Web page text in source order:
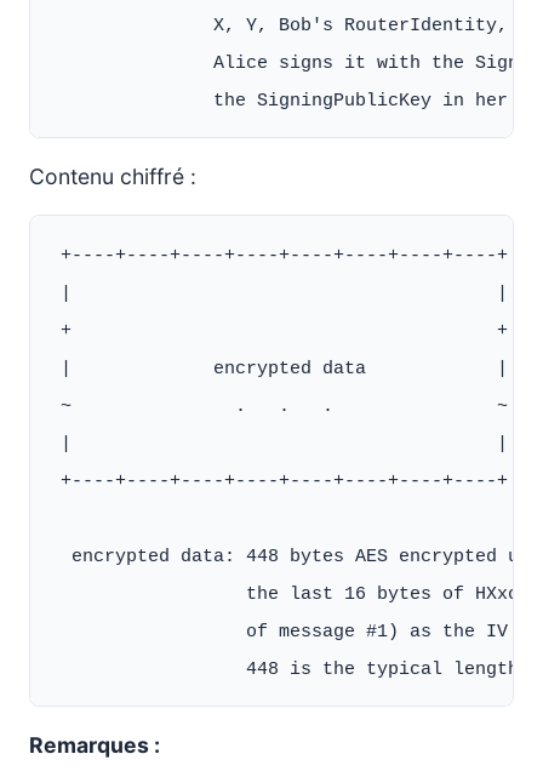
X, Y, Bob's RouterIdentity,
Alice signs it with the
Contenu chiffré :
+----+----+----+----+----+----+----+----+
+                                       +
|             encrypted data            |
~               .   .   .               ~
+----+----+----+----+----+----+----+----+
encrypted data: 448 bytes AES encrypted
the last 16 bytes of
                  of message #1) as the IV
Remarques :